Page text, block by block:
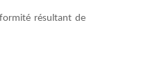
résultant de